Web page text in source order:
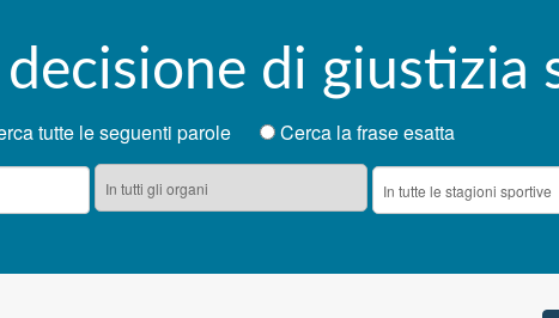
di giustizia
tutte le seguenti parole
Cerca la frase esatta